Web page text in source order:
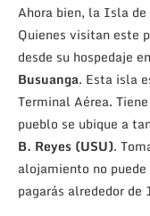
Ahora bien, la Isla de
Quienes visitan este
desde su hospedaje
Busuanga. Esta isla
Terminal Aérea.
pueblo se ubique a
B. Reyes (USU).
alojamiento no
pagarás alrededor de